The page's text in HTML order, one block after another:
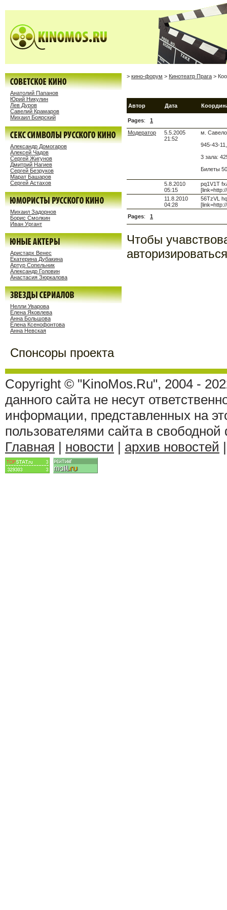
Анатолий Папанов
Юрий Никулин
Лев Дуров
Савелий Крамаров
Михаил Боярский
Александр Домогаров
Алексей Чадов
Сергей Жигунов
Дмитрий Нагиев
Сергей Безруков
Марат Башаров
Сергей Астахов
Михаил Задорнов
Борис Смолкин
Иван Ургант
Аристарх Венес
Екатерина Дубакина
Артур Сопельник
Александр Головин
Анастасия Зюркалова
Нелли Уварова
Елена Яковлева
Анна Большова
Елена Ксенофонтова
Анна Невская
Спонсоры проекта
> кино-форум > Кинотеатр Прага >
Автор Дата
Pages: 1
Модератор
5.5.2005
21:52
м.
945-43-
3 зала:
Билеты
5.8.2010
05:15
pq1V1T
11.8.2010
04:28
56TzVL
Pages: 1
Чтобы
Copyright © "KinoMos.Ru", 2004 -
данного сайта не несут
информации, представленных на
пользователями сайта в
Главная | новости | архив новостей